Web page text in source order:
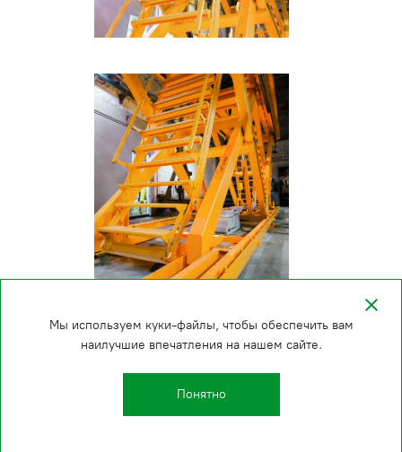
Мы используем куки-файлы, чтобы обеспечить вам
наилучшие впечатления на нашем сайте.
Понятно